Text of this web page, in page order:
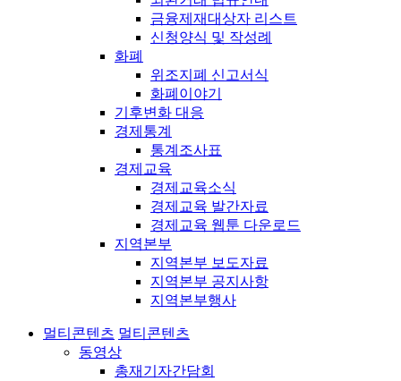
금융제재대상자 리스트
신청양식 및 작성례
화폐
위조지폐 신고서식
화폐이야기
기후변화 대응
경제통계
통계조사표
경제교육
경제교육소식
경제교육 발간자료
경제교육 웹툰 다운로드
지역본부
지역본부 보도자료
지역본부 공지사항
지역본부행사
멀티콘텐츠 멀티콘텐츠
동영상
총재기자간담회